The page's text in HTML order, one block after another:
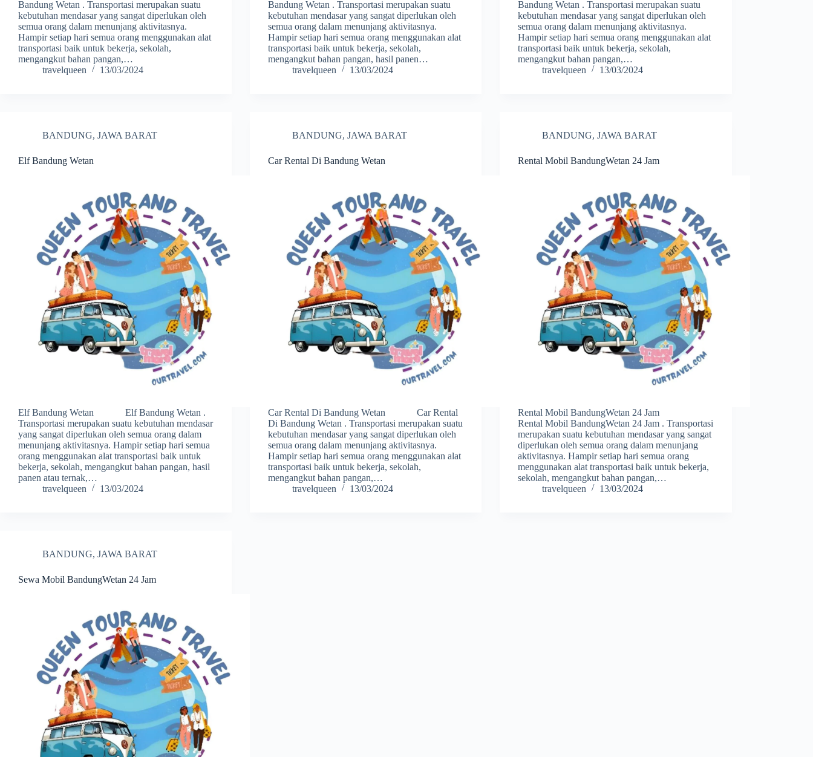
Bandung Wetan . Transportasi merupakan suatu
kebutuhan mendasar yang sangat diperlukan oleh
semua orang dalam menunjang aktivitasnya.
Hampir setiap hari semua orang menggunakan alat
transportasi baik untuk bekerja, sekolah,
mengangkut bahan pangan,…
travelqueen
13/03/2024
Bandung Wetan . Transportasi merupakan suatu
kebutuhan mendasar yang sangat diperlukan oleh
semua orang dalam menunjang aktivitasnya.
Hampir setiap hari semua orang menggunakan alat
transportasi baik untuk bekerja, sekolah,
mengangkut bahan pangan, hasil panen…
travelqueen
13/03/2024
Bandung Wetan . Transportasi merupakan suatu
kebutuhan mendasar yang sangat diperlukan oleh
semua orang dalam menunjang aktivitasnya.
Hampir setiap hari semua orang menggunakan alat
transportasi baik untuk bekerja, sekolah,
mengangkut bahan pangan,…
travelqueen
13/03/2024
BANDUNG, JAWA BARAT
Elf Bandung Wetan
Elf Bandung Wetan Elf Bandung Wetan .
Transportasi merupakan suatu kebutuhan mendasar
yang sangat diperlukan oleh semua orang dalam
menunjang aktivitasnya. Hampir setiap hari semua
orang menggunakan alat transportasi baik untuk
bekerja, sekolah, mengangkut bahan pangan, hasil
panen atau ternak,…
travelqueen
13/03/2024
BANDUNG,JAWA BARAT
Car Rental Di Bandung Wetan
Car Rental Di Bandung Wetan Car Rental
Di Bandung Wetan . Transportasi merupakan suatu
kebutuhan mendasar yang sangat diperlukan oleh
semua orang dalam menunjang aktivitasnya.
Hampir setiap hari semua orang menggunakan alat
transportasi baik untuk bekerja, sekolah,
mengangkut bahan pangan,…
travelqueen
13/03/2024
BANDUNG,JAWA BARAT
Rental Mobil BandungWetan 24 Jam
Rental Mobil BandungWetan 24 Jam
Rental Mobil BandungWetan 24 Jam . Transportasi
merupakan suatu kebutuhan mendasar yang sangat
diperlukan oleh semua orang dalam menunjang
aktivitasnya. Hampir setiap hari semua orang
menggunakan alat transportasi baik untuk bekerja,
sekolah, mengangkut bahan pangan,…
travelqueen
13/03/2024
BANDUNG, JAWA BARAT
Sewa Mobil BandungWetan 24 Jam